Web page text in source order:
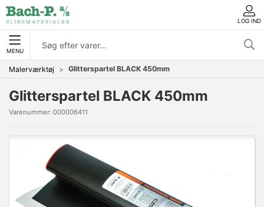
LOG IND
MENU
Malerværktøj Glitterspartel BLACK 450mm
Glitterspartel BLACK 450mm
Varenummer: 000006411